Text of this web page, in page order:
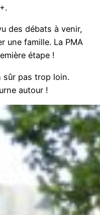
des débats à venir,
une famille. La PMA
étape !
sûr pas trop loin.
autour !